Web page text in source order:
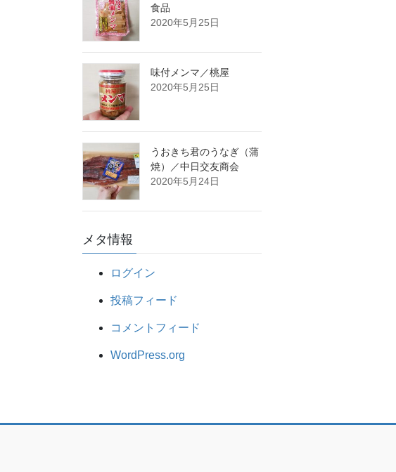
食品
2020年5月25日
味付メンマ／桃屋
2020年5月25日
うおきち君のうなぎ（蒲
焼）／中日交友商会
2020年5月24日
メタ情報
ログイン
投稿フィード
コメントフィード
WordPress.org